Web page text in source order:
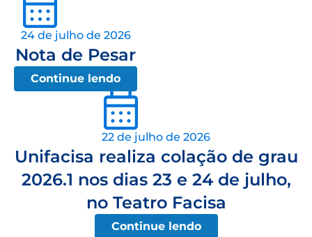
24 de julho de 2026
Nota de Pesar
Continue lendo
22 de julho de 2026
Unifacisa realiza colação de grau
2026.1 nos dias 23 e 24 de julho,
no Teatro Facisa
Continue lendo